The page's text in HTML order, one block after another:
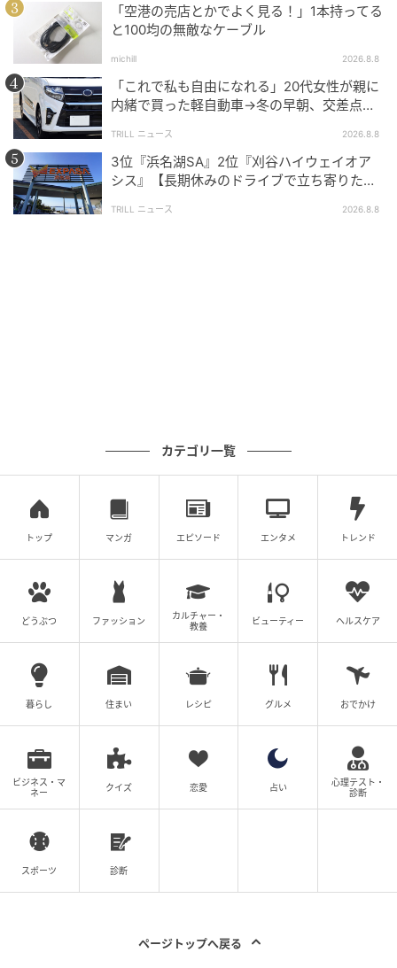
出典：https://mamastar.jp/bbs/topic/4512062
修学旅行はあくまで遊びではなく学校行事であると割
り切る場合、旅行先での食事や観光施設への入場料な
ど必要な費用のために、お小遣いを持たせるという考
えになるでしょう。もしママが子どもと「修学旅行用
のお小遣いが残ったらあげる」という約束をしている
なら別ですが、そうではないなら残った分はきちんと
高校生の修学旅行ではお小遣いの金額も大きくなるの
で、使いきれずに残ってしまうこともありそうです。
残ったお金をどうするのかで悩みますが、渡すときに
子どもと取り決めをしておくとよさそうですね。残っ
たら返してもらうと決めておけば、親も悩まずにすむ
でしょう。ただ残金を返すとなれば、子どもも使い切
んと計算して使うなら、それはそれで勉強になると考
えてもいいですね。いずれにせよ、お金を渡す段階で
の約束があると、お互いに気持ちよくお金のやり取り
ができるのかもしれません。
元記事で読む
次の記事
＜不景気だから！？＞月3万円以上のバイト代
は全部お小遣い？家に入れてもらう？管理が
の記事をもっとみる
「空港の売店とかでよく見る！」1本持ってる
と100均の無敵なケーブル
michill 2026.8.8
「これで私も自由になれる」20代女性が親に
内緒で買った軽自動車→冬の早朝、交差点で
TRILL ニュース 2026.8.8
3位『浜名湖SA』2位『刈谷ハイウェイオア
シス』【長期休みのドライブで立ち寄りたい
実」
TRILL ニュース 2026.8.8
カテゴリ一覧
トップ マンガ エピソード エンタメ トレンド
どうぶつ ファッション
カルチャー・
教養
ビューティー ヘルスケア
暮らし 住まい レシピ グルメ おでかけ
ビジネス・マ
ネー
クイズ 恋愛 占い
心理テスト・
診断
スポーツ 診断
ページトップへ戻る